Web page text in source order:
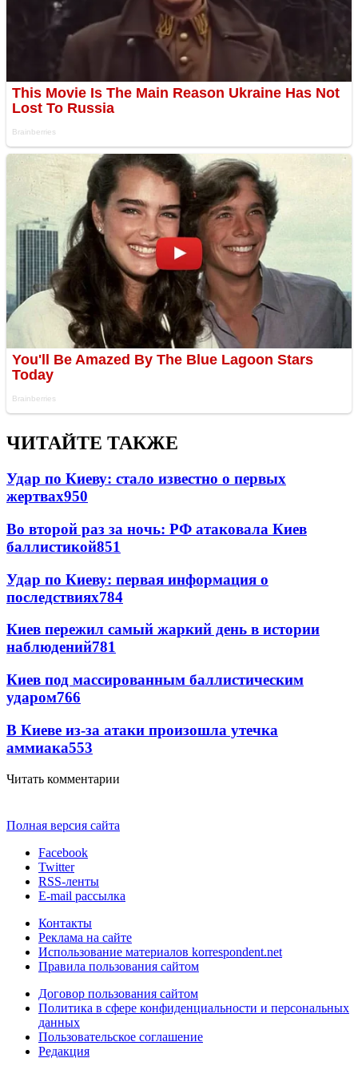
ЧИТАЙТЕ ТАКЖЕ
Удар по Киеву: стало известно о первых
жертвах950
Во второй раз за ночь: РФ атаковала Киев
баллистикой851
Удар по Киеву: первая информация о
последствиях784
Киев пережил самый жаркий день в истории
наблюдений781
Киев под массированным баллистическим
ударом766
В Киеве из-за атаки произошла утечка
аммиака553
Читать комментарии
Полная версия сайта
Facebook
Twitter
RSS-ленты
E-mail рассылка
Контакты
Реклама на сайте
Использование материалов korrespondent.net
Правила пользования сайтом
Договор пользования сайтом
Политика в сфере конфиденциальности и персональных
данных
Пользовательское соглашение
Редакция